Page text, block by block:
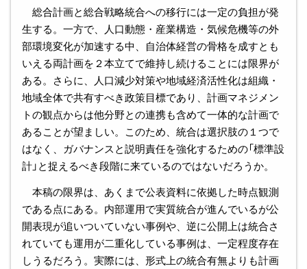
総合計画と総合戦略統合への移行には一定の負担が発
生する。一方で、人口動態・産業構造・気候危機等の外
部環境変化が加速する中、自治体経営の骨格を成すとも
いえる両計画を２本立てで維持し続けることには限界が
ある。さらに、人口減少対策や地域経済活性化は組織・
地域全体で共有すべき政策目標であり、計画マネジメン
トの観点からは他分野との連携も含めて一体的な計画で
あることが望ましい。このため、統合は選択肢の１つで
はなく、ガバナンスと説明責任を強化するための「標準設
計」と捉えるべき段階に来ているのではないだろうか。
本稿の限界は、あくまで公表資料に依拠した時点観測
である点にある。内部運用で実質統合が進んでいるが公
開表現が追いついていない事例や、逆に公開上は統合さ
れていても運用が二重化している事例は、一定程度存在
しうるだろう。実際には、形式上の統合有無よりも計画